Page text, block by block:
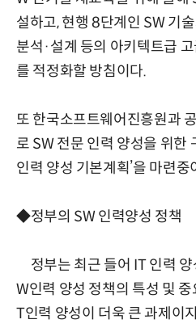
설하고, 현행 8단계인 SW 기
분석·설계 등의 아키텍트급
를 적정화할 방침이다.
또 한국소프트웨어진흥원과
로 SW 전문 인력 양성을 위한
인력 양성 기본계획’을 마련중
◆정부의 SW 인력양성 정책
정부는 최근 들어 IT 인력 양
W인력 양성 정책의 특성 및
T인력 양성이 더욱 큰 과제이